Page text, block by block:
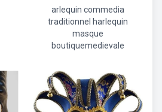
arlequin commedia
traditionnel harlequin
masque
boutiquemedievale